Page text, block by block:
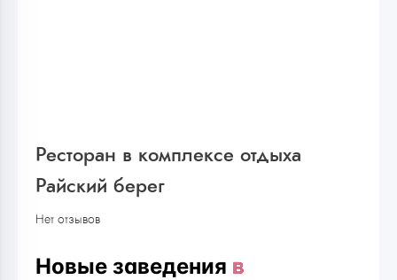
Ресторан в комплексе отдыха
Райский берег
Нет отзывов
Новые заведения в